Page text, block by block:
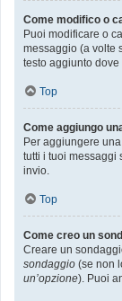
Come modifico o
Puoi modificare o
messaggio (a volte
testo aggiunto
Top
Come aggiungo
Per aggiungere
tutti i tuoi messaggi
invio.
Top
Come creo un
Creare un
sondaggio (se non
un’opzione). Puoi